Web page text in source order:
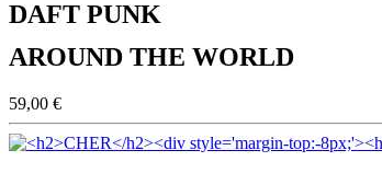
DAFT PUNK
AROUND THE WORLD
59,00 €